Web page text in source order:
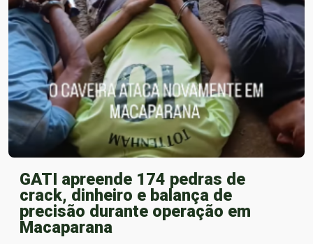
GATI apreende 174 pedras de
crack, dinheiro e balança de
precisão durante operação em
Macaparana